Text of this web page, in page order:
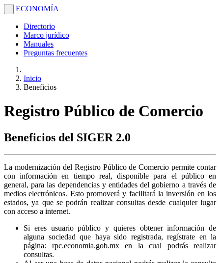
. ECONOMÍA
Directorio
Marco jurídico
Manuales
Preguntas frecuentes
Inicio
Beneficios
Registro Público de Comercio
Beneficios del SIGER 2.0
La modernización del Registro Público de Comercio permite contar
con información en tiempo real, disponible para el público en
general, para las dependencias y entidades del gobierno a través de
medios electrónicos. Esto promoverá y facilitará la inversión en los
estados, ya que se podrán realizar consultas desde cualquier lugar
con acceso a internet.
Si eres usuario público y quieres obtener información de
alguna sociedad que haya sido registrada, regístrate en la
página: rpc.economia.gob.mx en la cual podrás realizar
consultas.